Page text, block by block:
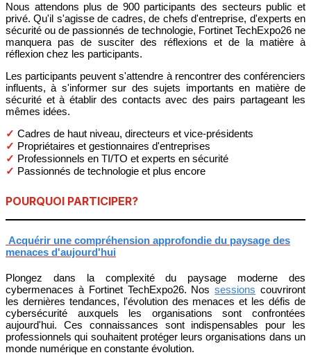
Nous attendons plus de 900 participants des secteurs public et
privé. Qu'il s'agisse de cadres, de chefs d'entreprise, d'experts en
sécurité ou de passionnés de technologie, Fortinet TechExpo26 ne
manquera pas de susciter des réflexions et de la matière à
réflexion chez les participants.
Les participants peuvent s'attendre à rencontrer des conférenciers
influents, à s'informer sur des sujets importants en matière de
sécurité et à établir des contacts avec des pairs partageant les
mêmes idées.
✓ Cadres de haut niveau, directeurs et vice-présidents
✓ Propriétaires et gestionnaires d'entreprises
✓ Professionnels en TI/TO et experts en sécurité
✓ Passionnés de technologie et plus encore
POURQUOI PARTICIPER?
Acquérir une compréhension approfondie du paysage des
menaces d'aujourd'hui
Plongez dans la complexité du paysage moderne des
cybermenaces à Fortinet TechExpo26. Nossessions couvriront
les dernières tendances, l'évolution des menaces et les défis de
cybersécurité auxquels les organisations sont confrontées
aujourd'hui. Ces connaissances sont indispensables pour les
professionnels qui souhaitent protéger leurs organisations dans un
monde numérique en constante évolution.